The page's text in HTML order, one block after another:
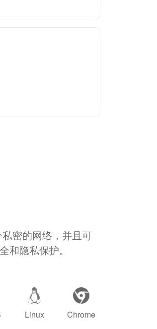
密的网络，并且可
和隐私保护。
Linux Chrome